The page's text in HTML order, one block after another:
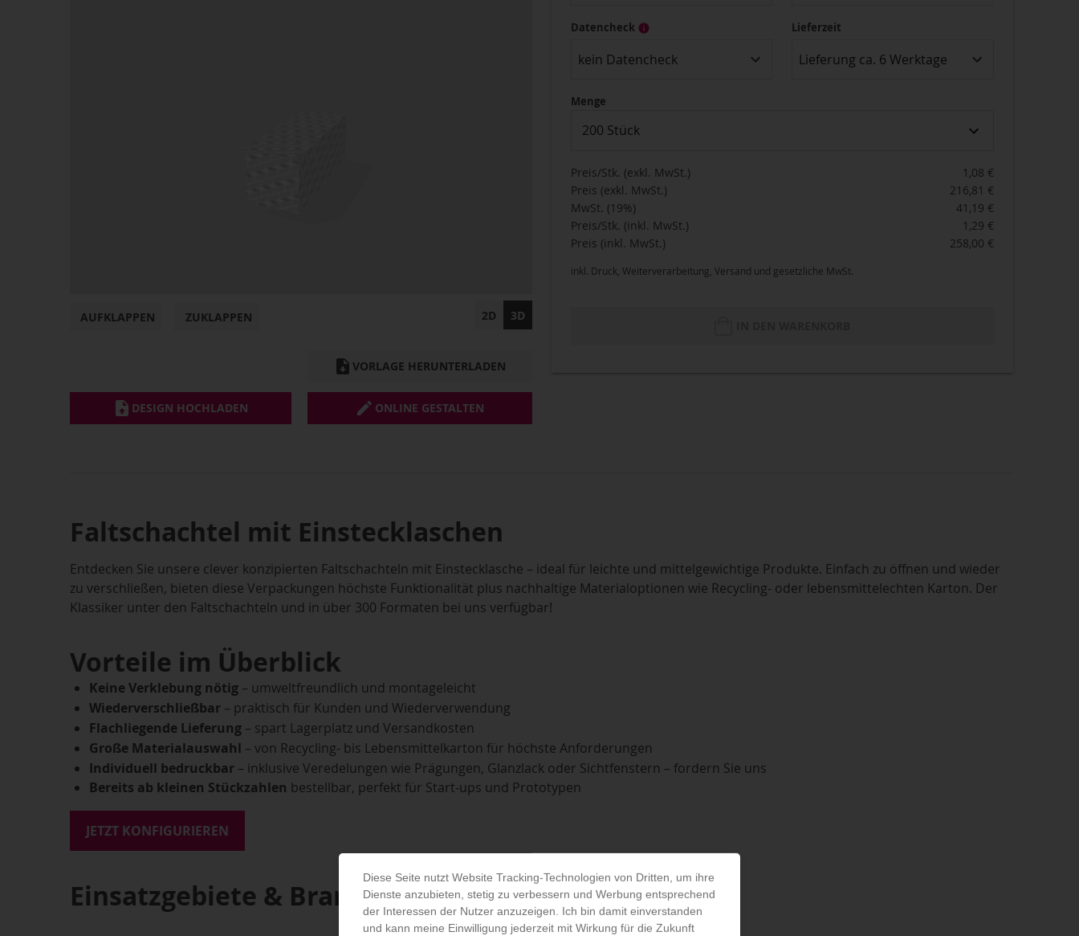
AUFKLAPPEN ZUKLAPPEN 2D 3D
VORLAGE HERUNTERLADEN
DESIGN HOCHLADEN ONLINE GESTALTEN
Datencheck
kein Datencheck
Lieferzeit
Lieferung ca. 6 Werktage
Menge
200 Stück
Preis/Stk. (exkl. MwSt.)
Preis (exkl. MwSt.)
MwSt. (19%)
Preis/Stk. (inkl. MwSt.)
Preis (inkl. MwSt.)
1,08 €
216,81 €
41,19 €
1,29 €
258,00 €
inkl. Druck, Weiterverarbeitung, Versand und gesetzliche MwSt.
Faltschachtel mit Einstecklaschen
Entdecken Sie unsere clever konzipierten Faltschachteln mit Einstecklasche – ideal für leichte und mittelgewichtige Produkte. Einfach zu öffnen und wieder
zu verschließen, bieten diese Verpackungen höchste Funktionalität plus nachhaltige Materialoptionen wie Recycling- oder lebensmittelechten Karton. Der
Klassiker unter den Faltschachteln und in über 300 Formaten bei uns verfügbar!
Vorteile im Überblick
Keine Verklebung nötig – umweltfreundlich und montageleicht
Wiederverschließbar – praktisch für Kunden und Wiederverwendung
Flachliegende Lieferung – spart Lagerplatz und Versandkosten
Große Materialauswahl – von Recycling- bis Lebensmittelkarton für höchste Anforderungen
Individuell bedruckbar – inklusive Veredelungen wie Prägungen, Glanzlack oder Sichtfenstern – fordern Sie uns
Bereits ab kleinen Stückzahlen bestellbar, perfekt für Start-ups und Prototypen
JETZT KONFIGURIEREN
Einsatzgebiete & Branchen
Diese Seite nutzt Website Tracking-Technologien von Dritten, um ihre
Dienste anzubieten, stetig zu verbessern und Werbung entsprechend
der Interessen der Nutzer anzuzeigen. Ich bin damit einverstanden
und kann meine Einwilligung jederzeit mit Wirkung für die Zukunft